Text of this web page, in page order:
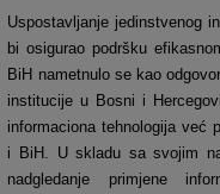
Uspostavljanje jedinstvenog
bi osigurao podršku
BiH nametnulo se kao
institucije u Bosni i
informaciona tehnologija već
i BiH. U skladu sa svojim
nadgledanje primjene